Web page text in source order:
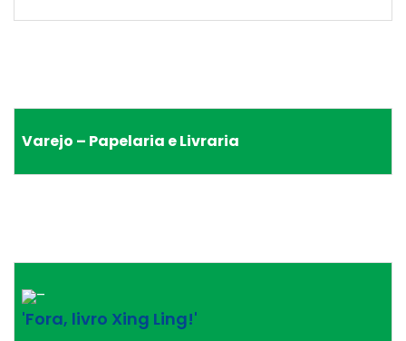
Varejo – Papelaria e Livraria
–
'Fora, livro Xing Ling!'